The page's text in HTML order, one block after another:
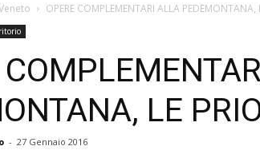
OPERE COMPLEMENTARI ALLA PEDEMONTANA,
LE
- 27 Gennaio 2016